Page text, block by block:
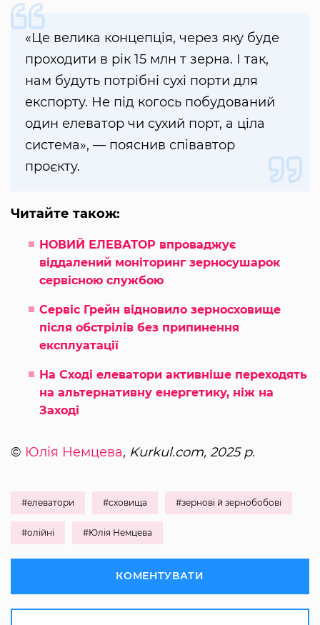
«Це велика концепція, через яку буде
проходити в рік 15 млн т зерна. І так,
нам будуть потрібні сухі порти для
експорту. Не під когось побудований
один елеватор чи сухий порт, а ціла
система», — пояснив співавтор
проєкту.
Читайте також:
НОВИЙ ЕЛЕВАТОР впроваджує
віддалений моніторинг зерносушарок
сервісною службою
Сервіс Грейн відновило зерносховище
після обстрілів без припинення
експлуатації
На Сході елеватори активніше переходять
на альтернативну енергетику, ніж на
Заході
© Юлія Немцева, Kurkul.com, 2025 р.
#елеватори #сховища #зернові й зернобобові
#олійні #Юлія Немцева
КОМЕНТУВАТИ